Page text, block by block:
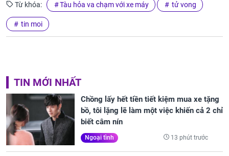
Từ khóa: Tàu hỏa va chạm với xe máy tử vong
tin moi
TIN MỚI NHẤT
Chồng lấy hết tiền tiết kiệm mua xe tặng
bồ, tôi lặng lẽ làm một việc khiến cả 2 chỉ
biết câm nín
Ngoại tình 13 phút trước